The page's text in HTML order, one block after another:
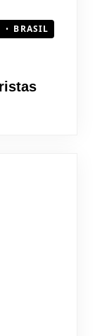
BRASIL